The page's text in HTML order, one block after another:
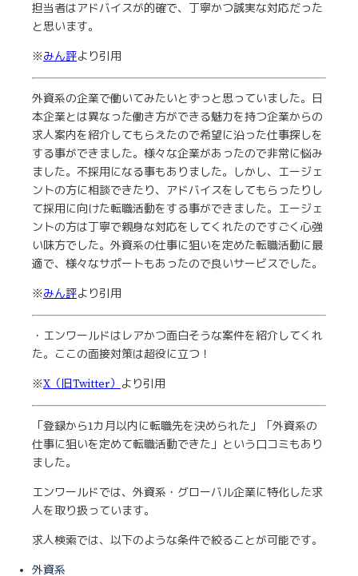
担当者はアドバイスが的確で、丁寧かつ誠実な対応だった
と思います。
※みん評より引用
外資系の企業で働いてみたいとずっと思っていました。日
本企業とは異なった働き方ができる魅力を持つ企業からの
求人案内を紹介してもらえたので希望に沿った仕事探しを
する事ができました。様々な企業があったので非常に悩み
ました。不採用になる事もありました。しかし、エージェ
ントの方に相談できたり、アドバイスをしてもらったりし
て採用に向けた転職活動をする事ができました。エージェ
ントの方は丁寧で親身な対応をしてくれたのですごく心強
い味方でした。外資系の仕事に狙いを定めた転職活動に最
適で、様々なサポートもあったので良いサービスでした。
※みん評より引用
・エンワールドはレアかつ面白そうな案件を紹介してくれ
た。ここの面接対策は超役に立つ！
※X（旧Twitter） より引用
「登録から1カ月以内に転職先を決められた」「外資系の
仕事に狙いを定めて転職活動できた」という口コミもあり
ました。
エンワールドでは、外資系・グローバル企業に特化した求
人を取り扱っています。
求人検索では、以下のような条件で絞ることが可能です。
外資系